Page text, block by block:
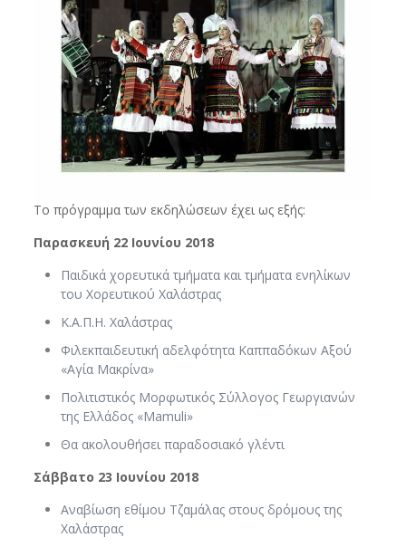
Το πρόγραμμα των εκδηλώσεων έχει ως εξής:
Παρασκευή 22 Ιουνίου 2018
Παιδικά χορευτικά τμήματα και τμήματα ενηλίκων
του Χορευτικού Χαλάστρας
Κ.Α.Π.Η. Χαλάστρας
Φιλεκπαιδευτική αδελφότητα Καππαδόκων Αξού
«Αγία Μακρίνα»
Πολιτιστικός Μορφωτικός Σύλλογος Γεωργιανών
της Ελλάδος «Mamuli»
Θα ακολουθήσει παραδοσιακό γλέντι
Σάββατο 23 Ιουνίου 2018
Αναβίωση εθίμου Τζαμάλας στους δρόμους της
Χαλάστρας